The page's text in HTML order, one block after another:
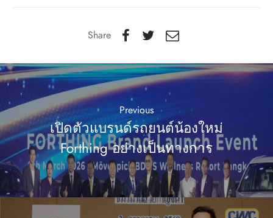
Share
Previous
เปิดตัวแบรนด์รถยนต์น้องใหม่
Forthing อย่างเป็นทางการ